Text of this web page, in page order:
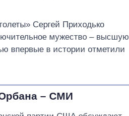
Сергей Приходько
мужество – высшую
впервые в истории отметили
– СМИ